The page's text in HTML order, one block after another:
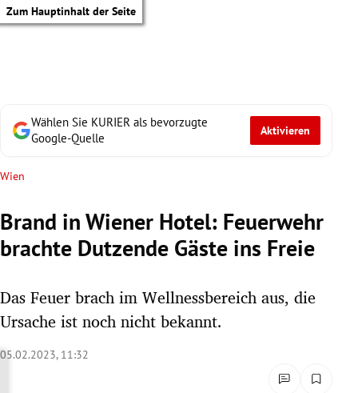
Zum Hauptinhalt der Seite
Wählen Sie KURIER als bevorzugte
Google-Quelle
Aktivieren
Wien
Brand in Wiener Hotel: Feuerwehr
brachte Dutzende Gäste ins Freie
Das Feuer brach im Wellnessbereich aus, die
Ursache ist noch nicht bekannt.
05.02.2023, 11:32